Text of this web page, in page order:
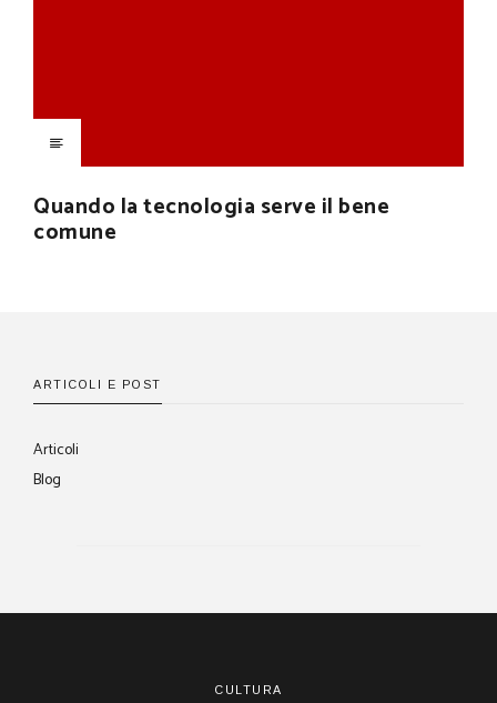
Quando la tecnologia serve il bene
comune
ARTICOLI E POST
Articoli
Blog
CULTURA